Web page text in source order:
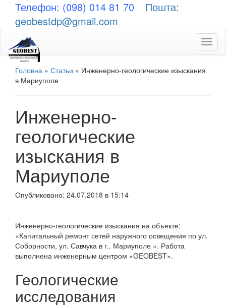
Телефон: (098) 014 81 70
Пошта:
geobestdp@gmail.com
Головна » Статьи » Инженерно-геологические изыскания
в Мариуполе
Инженерно-
геологические
изыскания в
Мариуполе
Опубликовано: 24.07.2018 в 15:14
Инженерно-геологические изыскания на объекте:
«Капитальный ремонт сетей наружного освещения по ул.
Соборности, ул. Савчука в г.. Мариуполе ». Работа
выполнена инженерным центром «GEOBEST».
Геологические
исследования